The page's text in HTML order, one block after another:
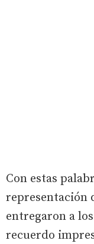
Con estas
representación
entregaron a
recuerdo